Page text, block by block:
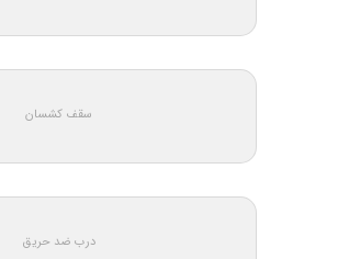
سقف کشسان
درب ضد حریق